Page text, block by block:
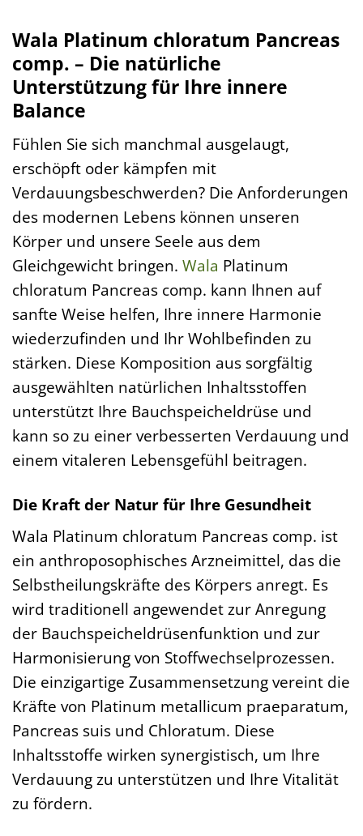
Wala Platinum chloratum Pancreas
comp. – Die natürliche
Unterstützung für Ihre innere
Balance
Fühlen Sie sich manchmal ausgelaugt,
erschöpft oder kämpfen mit
Verdauungsbeschwerden? Die Anforderungen
des modernen Lebens können unseren
Körper und unsere Seele aus dem
Gleichgewicht bringen. Wala Platinum
chloratum Pancreas comp. kann Ihnen auf
sanfte Weise helfen, Ihre innere Harmonie
wiederzufinden und Ihr Wohlbefinden zu
stärken. Diese Komposition aus sorgfältig
ausgewählten natürlichen Inhaltsstoffen
unterstützt Ihre Bauchspeicheldrüse und
kann so zu einer verbesserten Verdauung und
einem vitaleren Lebensgefühl beitragen.
Die Kraft der Natur für Ihre Gesundheit
Wala Platinum chloratum Pancreas comp. ist
ein anthroposophisches Arzneimittel, das die
Selbstheilungskräfte des Körpers anregt. Es
wird traditionell angewendet zur Anregung
der Bauchspeicheldrüsenfunktion und zur
Harmonisierung von Stoffwechselprozessen.
Die einzigartige Zusammensetzung vereint die
Kräfte von Platinum metallicum praeparatum,
Pancreas suis und Chloratum. Diese
Inhaltsstoffe wirken synergistisch, um Ihre
Verdauung zu unterstützen und Ihre Vitalität
zu fördern.